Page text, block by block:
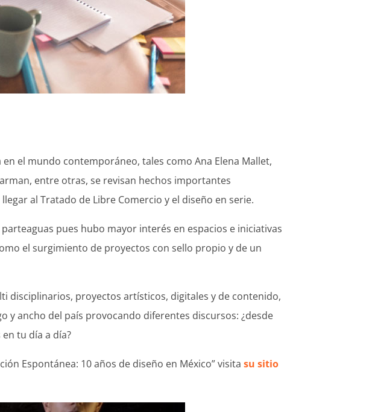
el mundo contemporáneo, tales como Ana Elena Mallet,
entre otras, se revisan hechos importantes
al Tratado de Libre Comercio y el diseño en serie.
pues hubo mayor interés en espacios e iniciativas
el surgimiento de proyectos con sello propio y de un
disciplinarios, proyectos artísticos, digitales y de contenido,
y ancho del país provocando diferentes discursos: ¿desde
tu día a día?
Espontánea: 10 años de diseño en México” visitasu sitio